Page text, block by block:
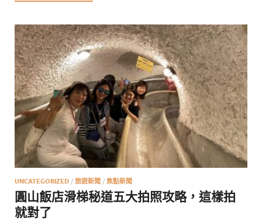
UNCATEGORIZED / 旅遊新聞 / 焦點新聞
圓山飯店滑梯秘道五大拍照攻略，這樣拍
就對了